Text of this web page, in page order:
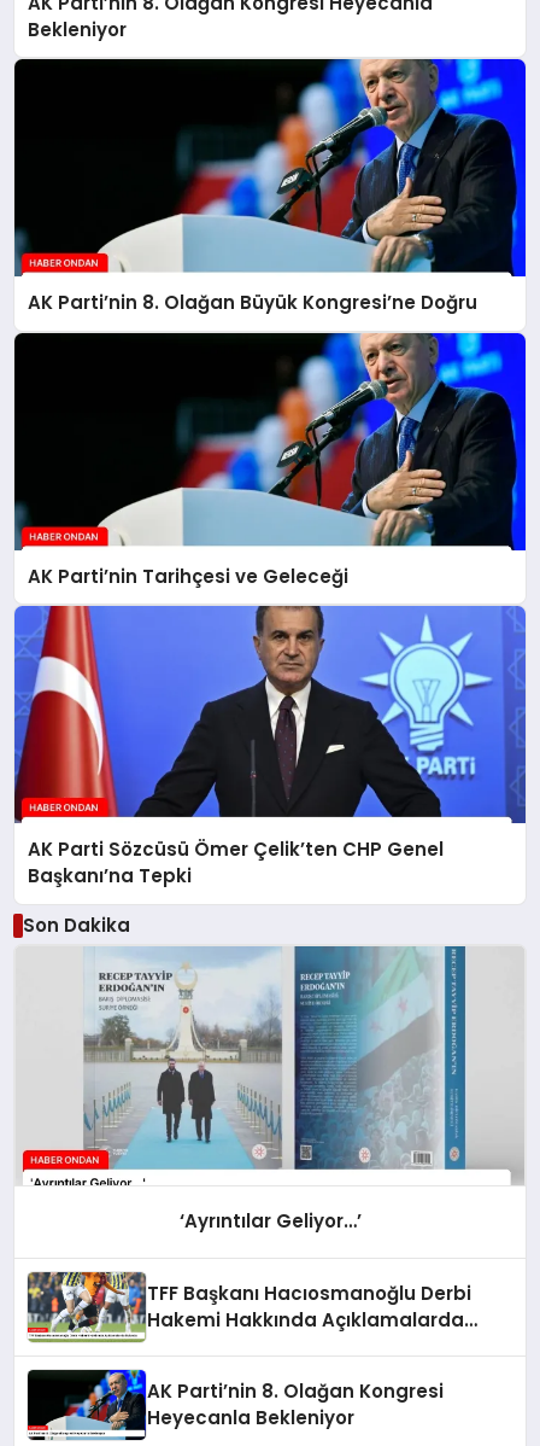
Bekleniyor
AK Parti’nin 8. Olağan Büyük Kongresi’ne Doğru
AK Parti’nin Tarihçesi ve Geleceği
AK Parti Sözcüsü Ömer Çelik’ten CHP Genel
Başkanı’na Tepki
Son Dakika
‘Ayrıntılar Geliyor…’
TFF Başkanı Hacıosmanoğlu Derbi
Hakemi Hakkında Açıklamalarda
AK Parti’nin 8. Olağan Kongresi
Heyecanla Bekleniyor